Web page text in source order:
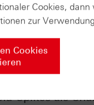
Spikes als
Cookies,
zur
Cookies